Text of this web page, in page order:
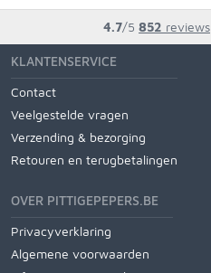
4.7/5 852 reviews
KLANTENSERVICE
Contact
Veelgestelde vragen
Verzending & bezorging
Retouren en terugbetalingen
OVER PITTIGEPEPERS.BE
Privacyverklaring
Algemene voorwaarden